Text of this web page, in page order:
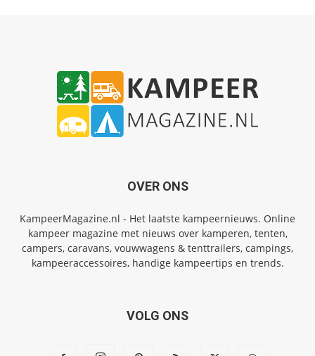
OVER ONS
KampeerMagazine.nl - Het laatste kampeernieuws. Online
kampeer magazine met nieuws over kamperen, tenten,
campers, caravans, vouwwagens & tenttrailers, campings,
kampeeraccessoires, handige kampeertips en trends.
VOLG ONS